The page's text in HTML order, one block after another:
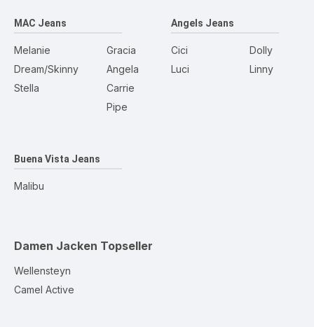
MAC Jeans
Melanie
Dream/Skinny
Stella
Gracia
Angela
Carrie
Pipe
Angels Jeans
Cici
Luci
Dolly
Linny
Buena Vista Jeans
Malibu
Damen Jacken Topseller
Wellensteyn
Camel Active